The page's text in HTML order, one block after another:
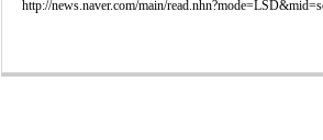
http://news.naver.com/main/